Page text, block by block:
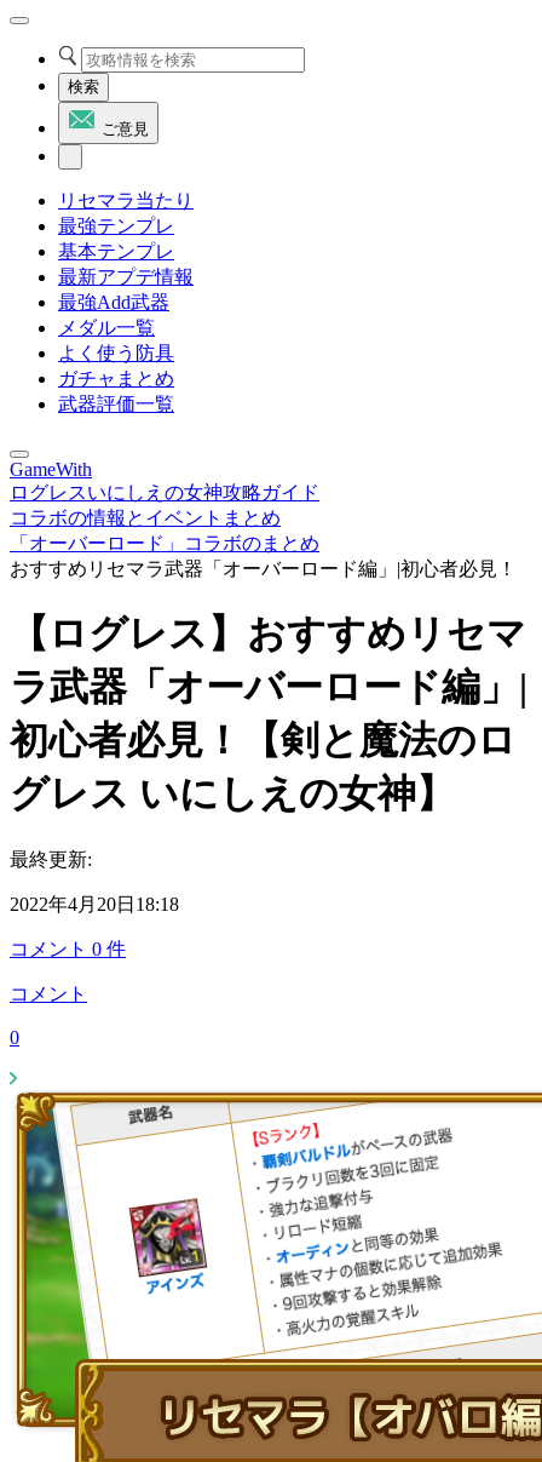
検索
ご意見
リセマラ当たり
最強テンプレ
基本テンプレ
最新アプデ情報
最強Add武器
メダル一覧
よく使う防具
ガチャまとめ
武器評価一覧
GameWith
ログレスいにしえの女神攻略ガイド
コラボの情報とイベントまとめ
「オーバーロード」コラボのまとめ
おすすめリセマラ武器「オーバーロード編」|初心者必見！
【ログレス】おすすめリセマ
ラ武器「オーバーロード編」|
初心者必見！【剣と魔法のロ
グレス いにしえの女神】
最終更新:
2022年4月20日18:18
コメント 0 件
コメント
0